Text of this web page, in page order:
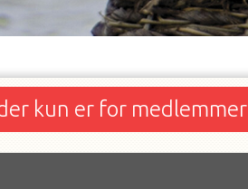
kun er for medlemmer